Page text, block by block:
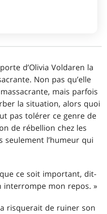
d’Olivia Voldaren la
Non pas qu’elle
mais parfois
la situation, alors quoi
pas tolérer ce genre de
de rébellion chez les
seulement l’humeur qui
ce soit important, dit-
interrompe mon repos. »
risquerait de ruiner son